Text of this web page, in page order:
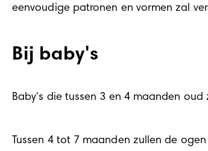
eenvoudige patronen en vormen zal
Bij baby's
Baby's die tussen 3 en 4 maanden
Tussen 4 tot 7 maanden zullen de